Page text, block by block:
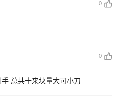
0
0
总共十来块量大可小刀